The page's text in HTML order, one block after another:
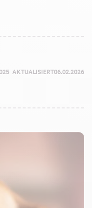
AKTUALISIERT06.02.2026